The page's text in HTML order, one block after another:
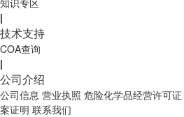
|
技术支持
COA查询
|
公司介绍
公司信息 营业执照 危险化学品经营许可证
案证明 联系我们